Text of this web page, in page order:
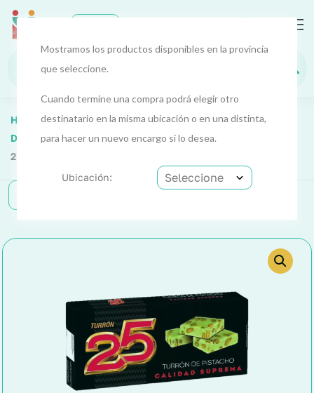
Mostramos los productos disponibles en la provincia
que seleccione.
Cuando termine una compra podrá elegir otro
destinatario en la misma ubicación o en una distinta,
para hacer un nuevo encargo si lo desea.
Ubicación:
Home Alimentos Y Bebidas
Alimentos 3
Dulces Y Confituras
Turrón De Pistacho Suprema (Turrón
25) 150 G